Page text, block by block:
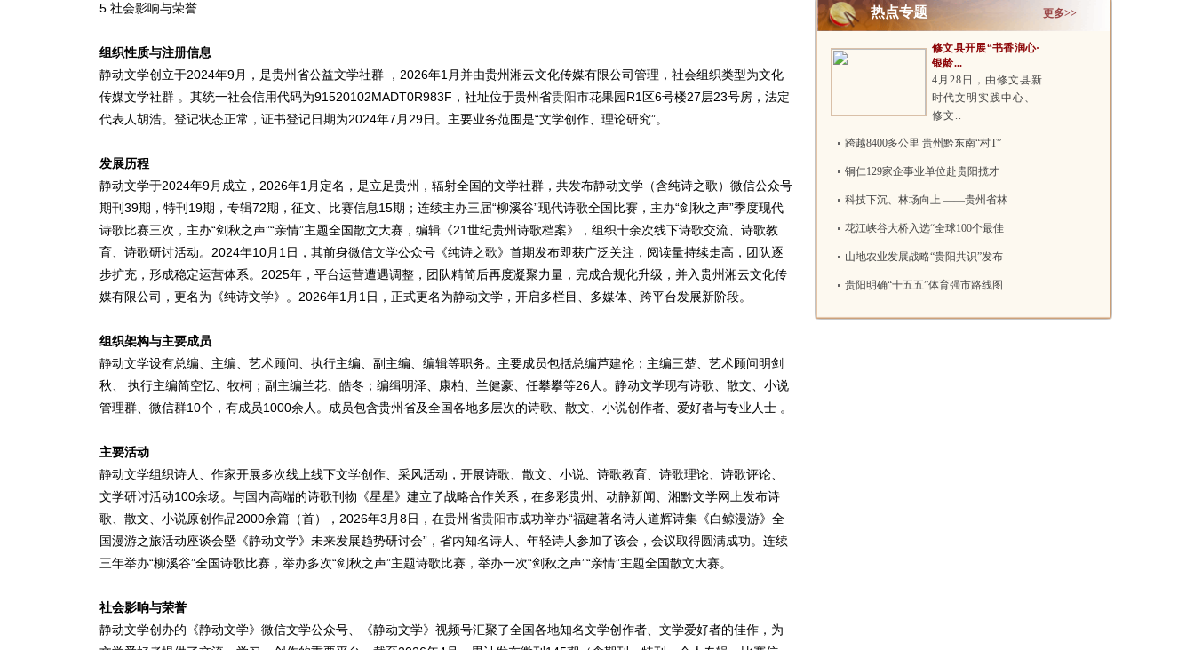
5.社会影响与荣誉
组织性质与注册信息
静动文学创立于2024年9月，是贵州省公益文学社群 ，2026年1月并由贵州湘云文化传媒有限公司管理，社会组织类型为文化
传媒文学社群 。其统一社会信用代码为91520102MADT0R983F，社址位于贵州省贵阳市花果园R1区6号楼27层23号房，法定
代表人胡浩。登记状态正常，证书登记日期为2024年7月29日。主要业务范围是“文学创作、理论研究”。
发展历程
静动文学于2024年9月成立，2026年1月定名，是立足贵州，辐射全国的文学社群，共发布静动文学（含纯诗之歌）微信公众号
期刊39期，特刊19期，专辑72期，征文、比赛信息15期；连续主办三届“柳溪谷”现代诗歌全国比赛，主办“剑秋之声”季度现代
诗歌比赛三次，主办“剑秋之声”“亲情”主题全国散文大赛，编辑《21世纪贵州诗歌档案》，组织十余次线下诗歌交流、诗歌教
育、诗歌研讨活动。2024年10月1日，其前身微信文学公众号《纯诗之歌》首期发布即获广泛关注，阅读量持续走高，团队逐
步扩充，形成稳定运营体系。2025年，平台运营遭遇调整，团队精简后再度凝聚力量，完成合规化升级，并入贵州湘云文化传
媒有限公司，更名为《纯诗文学》。2026年1月1日，正式更名为静动文学，开启多栏目、多媒体、跨平台发展新阶段。
组织架构与主要成员
静动文学设有总编、主编、艺术顾问、执行主编、副主编、编辑等职务。主要成员包括总编芦建伦；主编三楚、艺术顾问明剑
秋、 执行主编简空忆、牧柯；副主编兰花、皓冬；编缉明泽、康柏、兰健豪、任攀攀等26人。静动文学现有诗歌、散文、小说
管理群、微信群10个，有成员1000余人。成员包含贵州省及全国各地多层次的诗歌、散文、小说创作者、爱好者与专业人士 。
主要活动
静动文学组织诗人、作家开展多次线上线下文学创作、采风活动，开展诗歌、散文、小说、诗歌教育、诗歌理论、诗歌评论、
文学研讨活动100余场。与国内高端的诗歌刊物《星星》建立了战略合作关系，在多彩贵州、动静新闻、湘黔文学网上发布诗
歌、散文、小说原创作品2000余篇（首），2026年3月8日，在贵州省贵阳市成功举办“福建著名诗人道辉诗集《白鲸漫游》全
国漫游之旅活动座谈会塈《静动文学》未来发展趋势研讨会”，省内知名诗人、年轻诗人参加了该会，会议取得圆满成功。连续
三年举办“柳溪谷”全国诗歌比赛，举办多次“剑秋之声”主题诗歌比赛，举办一次“剑秋之声”“亲情”主题全国散文大赛。
社会影响与荣誉
静动文学创办的《静动文学》微信文学公众号、《静动文学》视频号汇聚了全国各地知名文学创作者、文学爱好者的佳作，为
热点专题 更多>>
修文县开展“书香润心·
银龄...
4月28日，由修文县新
时代文明实践中心、
修文..
跨越8400多公里 贵州黔东南“村T”
铜仁129家企事业单位赴贵阳揽才
科技下沉、林场向上 ——贵州省林
花江峡谷大桥入选“全球100个最佳
山地农业发展战略“贵阳共识”发布
贵阳明确“十五五”体育强市路线图